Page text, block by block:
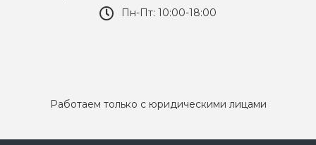
Пн-Пт: 10:00-18:00
Работаем только с юридическими лицами